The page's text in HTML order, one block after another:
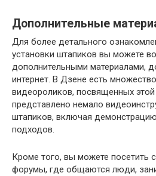
Дополнительные
Для более детального
установки штапиков вы можете
дополнительными материалами,
интернет. В Дзене есть
видеороликов, посвященных
представлено немало
штапиков, включая
подходов.
Кроме того, вы можете посетить
форумы, где общаются люди,